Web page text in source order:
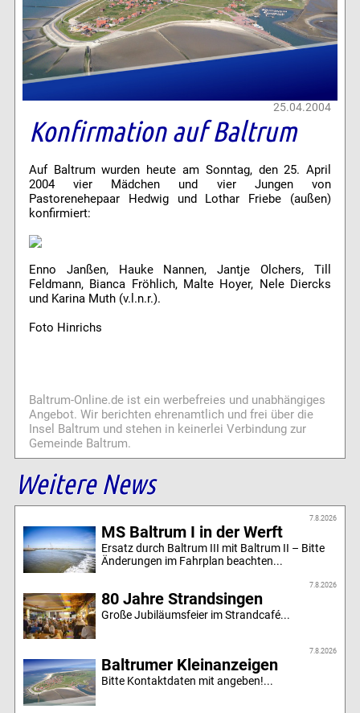
25.04.2004
Konfirmation auf Baltrum
Auf Baltrum wurden heute am Sonntag, den 25. April
2004 vier Mädchen und vier Jungen von
Pastorenehepaar Hedwig und Lothar Friebe (außen)
konfirmiert:
Enno Janßen, Hauke Nannen, Jantje Olchers, Till
Feldmann, Bianca Fröhlich, Malte Hoyer, Nele Diercks
und Karina Muth (v.l.n.r.).
Foto Hinrichs
Baltrum-Online.de ist ein werbefreies und unabhängiges
Angebot. Wir berichten ehrenamtlich und frei über die
Insel Baltrum und stehen in keinerlei Verbindung zur
Gemeinde Baltrum.
Weitere News
7.8.2026
MS Baltrum I in der Werft
Ersatz durch Baltrum III mit Baltrum II – Bitte
Änderungen im Fahrplan beachten...
7.8.2026
80 Jahre Strandsingen
Große Jubiläumsfeier im Strandcafé...
7.8.2026
Baltrumer Kleinanzeigen
Bitte Kontaktdaten mit angeben!...